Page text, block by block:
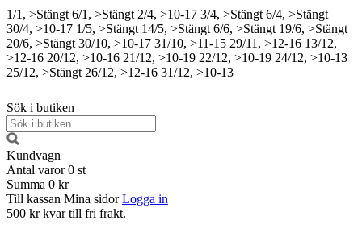
1/1, >Stängt 6/1, >Stängt 2/4, >10-17 3/4, >Stängt 6/4, >Stängt
30/4, >10-17 1/5, >Stängt 14/5, >Stängt 6/6, >Stängt 19/6, >Stängt
20/6, >Stängt 30/10, >10-17 31/10, >11-15 29/11, >12-16 13/12,
>12-16 20/12, >10-16 21/12, >10-19 22/12, >10-19 24/12, >10-13
25/12, >Stängt 26/12, >12-16 31/12, >10-13
Sök i butiken
Kundvagn
Antal varor 0 st
Summa 0 kr
Till kassan Mina sidor Logga in
500 kr kvar till fri frakt.